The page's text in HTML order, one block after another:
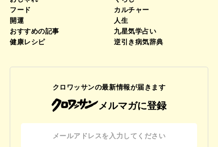
フード
カルチャー
開運
人生
おすすめの記事
九星気学占い
健康レシピ
逆引き病気辞典
クロワッサンの最新情報が届きます
メルマガに登録